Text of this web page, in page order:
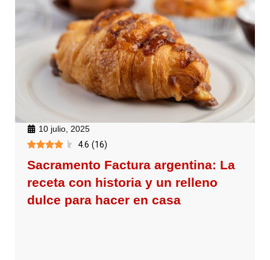
10 julio, 2025
4.6 (16)
Sacramento Factura argentina: La
receta con historia y un relleno
dulce para hacer en casa